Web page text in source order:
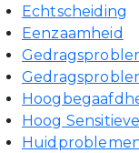
Echtscheiding
Eenzaamheid
Hoog